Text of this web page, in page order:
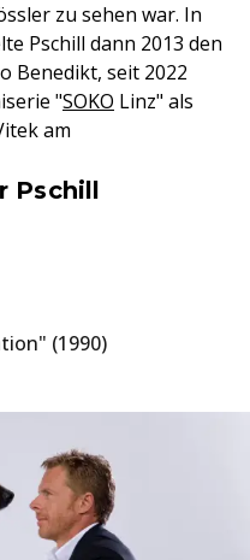
zu sehen war. In
Pschill dann 2013 den
Benedikt, seit 2022
"SOKO Linz" als
am
Pschill
(1990)